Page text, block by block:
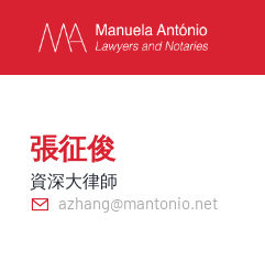
EN
張征俊
資深大律師
azhang@mantonio.net